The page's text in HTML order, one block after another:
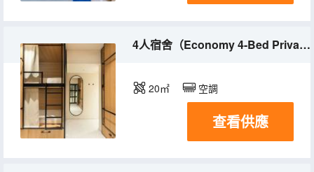
4人宿舍（Economy 4-Bed Private Dorm）
20㎡ 空調
查看供應